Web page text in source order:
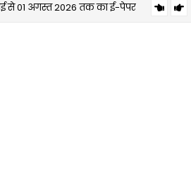
से 01 अगस्त 2026 तक का ई-पेपर